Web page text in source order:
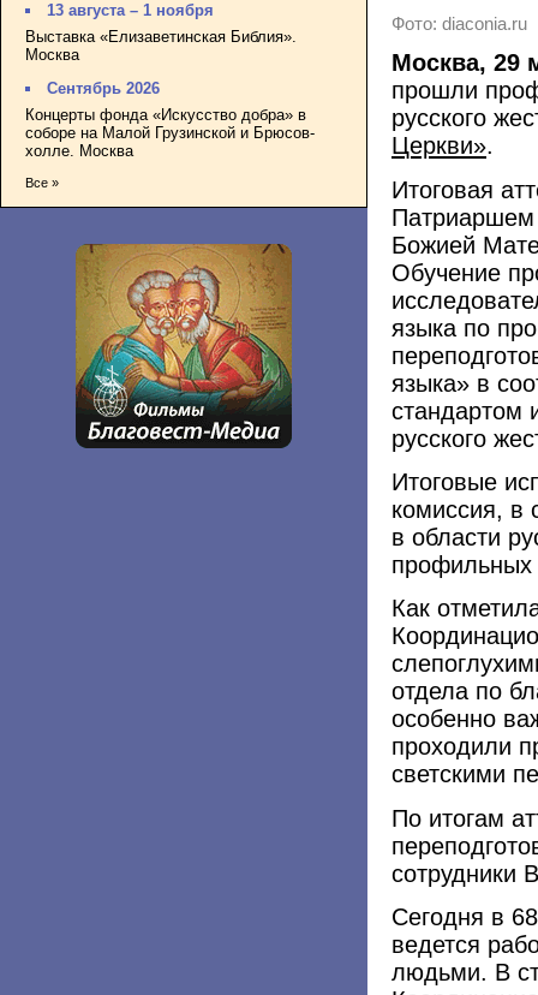
13 августа – 1 ноября
Выставка «Елизаветинская Библия».
Москва
Сентябрь 2026
Концерты фонда «Искусство добра» в
соборе на Малой Грузинской и Брюсов-
холле. Москва
Все »
Фото: diaconia.ru
Москва, 29
прошли
русского
Церкви».
Итоговая
Патриаршем
Божией
Обучение
языка по
языка» в
стандартом
русского
Итоговые
комиссия, в
в области
профильных
Как
отдела по
особенно
проходили
светскими
По итогам
сотрудники
Сегодня в
ведется
людьми. В